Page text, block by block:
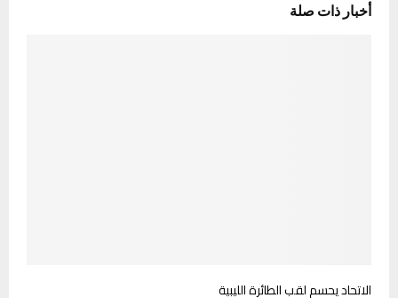
أخبار ذات صلة
الاتحاد يحسم لقب الطائرة الليبية